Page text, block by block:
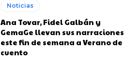
Noticias
Ana Tovar, Fidel Galbán y
GemaGe llevan sus narraciones
este fin de semana a Verano de
cuento